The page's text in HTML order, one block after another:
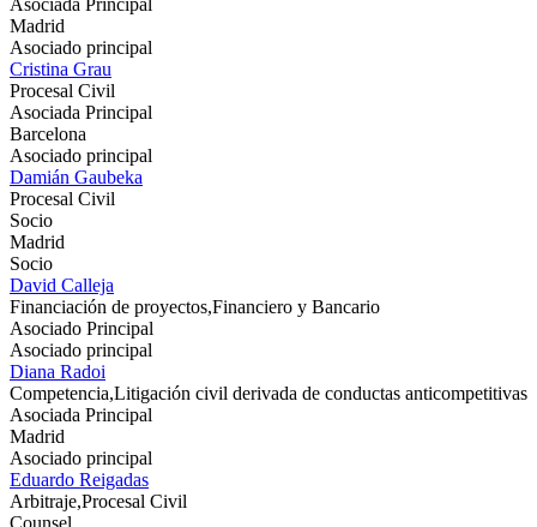
Madrid
Asociado principal
Cristina Grau
Procesal Civil
Asociada Principal
Barcelona
Asociado principal
Damián Gaubeka
Procesal Civil
Socio
Madrid
Socio
David Calleja
Financiación de proyectos,Financiero y Bancario
Asociado Principal
Asociado principal
Diana Radoi
Competencia,Litigación civil derivada de conductas anticompetitivas
Asociada Principal
Madrid
Asociado principal
Eduardo Reigadas
Arbitraje,Procesal Civil
Counsel